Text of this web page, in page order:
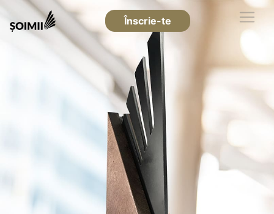
Înscrie-te